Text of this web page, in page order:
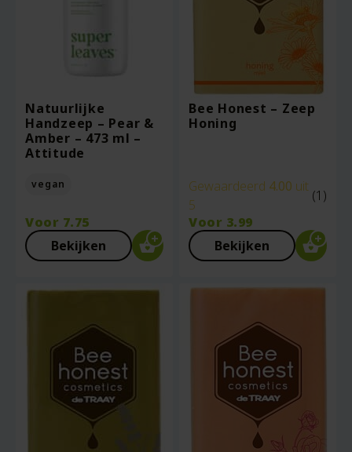
Natuurlijke
Handzeep – Pear &
Amber – 473 ml –
Attitude
vegan
Voor 7.75
Bekijken
Bee Honest – Zeep
Honing
Gewaardeerd 4.00 uit
5
(1)
Voor 3.99
Bekijken